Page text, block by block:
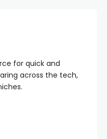
Sehat